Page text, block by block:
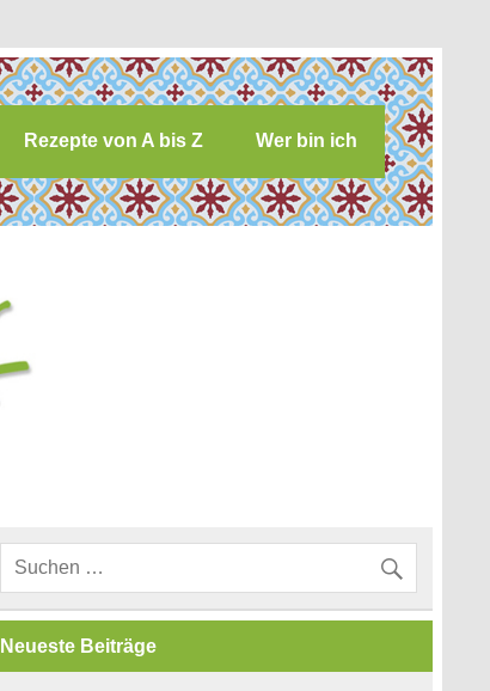
Rezepte von A bis Z Wer bin ich
Neueste Beiträge